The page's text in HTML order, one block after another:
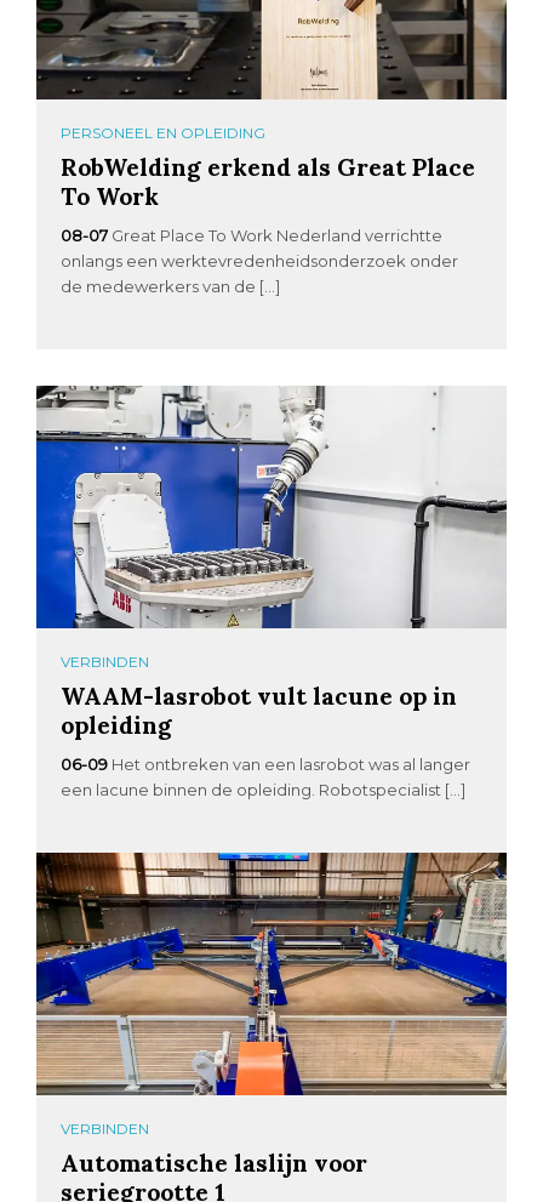
PERSONEEL EN OPLEIDING
RobWelding erkend als Great Place
To Work
08-07 Great Place To Work Nederland verrichtte
onlangs een werktevredenheidsonderzoek onder
de medewerkers van de […]
VERBINDEN
WAAM-lasrobot vult lacune op in
opleiding
06-09 Het ontbreken van een lasrobot was al langer
een lacune binnen de opleiding. Robotspecialist […]
VERBINDEN
Automatische laslijn voor
seriegrootte 1